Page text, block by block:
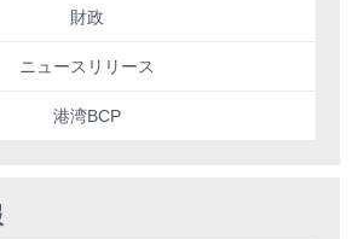
財政
ニュースリリース
港湾BCP